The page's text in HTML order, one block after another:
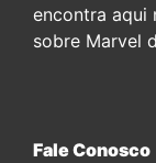
encontra aqui
sobre Marvel
Fale Conosco